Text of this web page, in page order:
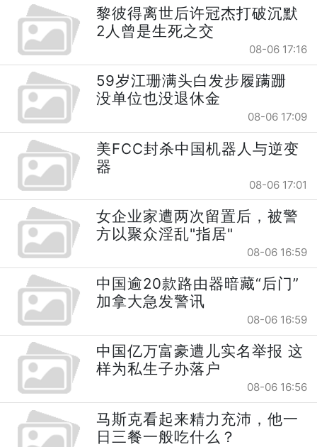
黎彼得离世后许冠杰打破沉默
2人曾是生死之交
08-06 17:16
59岁江珊满头白发步履蹒跚
没单位也没退休金
08-06 17:09
美FCC封杀中国机器人与逆变
器
08-06 17:01
女企业家遭两次留置后，被警
方以聚众淫乱"指居"
08-06 16:59
中国逾20款路由器暗藏“后门”
加拿大急发警讯
08-06 16:59
中国亿万富豪遭儿实名举报 这
样为私生子办落户
08-06 16:56
马斯克看起来精力充沛，他一
日三餐一般吃什么？